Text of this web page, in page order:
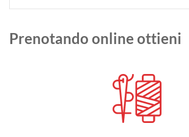
Prenotando online ottieni